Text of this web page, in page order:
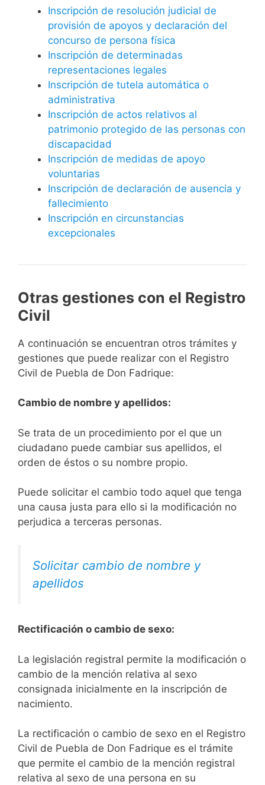
Inscripción de resolución judicial de
provisión de apoyos y declaración del
concurso de persona física
Inscripción de determinadas
representaciones legales
Inscripción de tutela automática o
administrativa
Inscripción de actos relativos al
patrimonio protegido de las personas con
discapacidad
Inscripción de medidas de apoyo
voluntarias
Inscripción de declaración de ausencia y
fallecimiento
Inscripción en circunstancias
excepcionales
Otras gestiones con el Registro
Civil
A continuación se encuentran otros trámites y
gestiones que puede realizar con el Registro
Civil de Puebla de Don Fadrique:
Cambio de nombre y apellidos:
Se trata de un procedimiento por el que un
ciudadano puede cambiar sus apellidos, el
orden de éstos o su nombre propio.
Puede solicitar el cambio todo aquel que tenga
una causa justa para ello si la modificación no
perjudica a terceras personas.
Solicitar cambio de nombre y
apellidos
Rectificación o cambio de sexo:
La legislación registral permite la modificación o
cambio de la mención relativa al sexo
consignada inicialmente en la inscripción de
nacimiento.
La rectificación o cambio de sexo en el Registro
Civil de Puebla de Don Fadrique es el trámite
que permite el cambio de la mención registral
relativa al sexo de una persona en su